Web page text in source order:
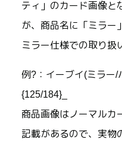
ティ」のカード画像と
が、商品名に「ミラー
ミラー仕様での取り扱
例?：イーブイ(ミラー/
{125/184}_
商品画像はノーマルカ
記載があるので、実物